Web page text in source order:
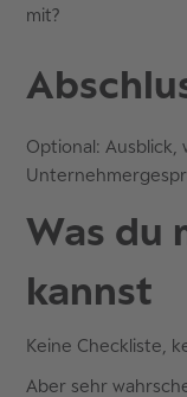
mit?
Optional: Ausblick,
Was du
kannst
Keine Checkliste,
Aber sehr